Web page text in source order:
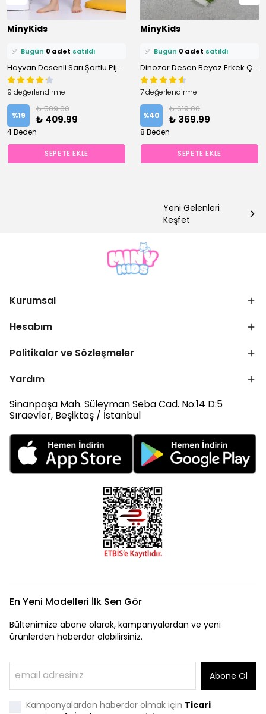
MinyKids
Bu ürünü0 kişifavoriledi!
0 kişi
✅ Bugün 0 adet satıldı
Hayvan Desenli Sarı Şortlu Pijama Takımı
9 değerlendirme
%19
₺ 509.00
₺ 409.99
4 Beden
SEPETE EKLE
MinyKids
⭐️ Bu ürünü0 kişifavoriledi!
0 kişi
✅ Bugün 0 adet satıldı
Dinozor Desen Beyaz Erkek Çocuk Pijama Takım
7 değerlendirme
%40
₺ 619.00
₺ 369.99
8 Beden
SEPETE EKLE
Yeni Gelenleri
Keşfet
Kurumsal
Hesabım
Politikalar ve Sözleşmeler
Yardım
Sinanpaşa Mah. Süleyman Seba Cad. No:14 D:5
Sıraevler, Beşiktaş / İstanbul
En Yeni Modelleri İlk Sen Gör
Bültenimize abone olarak, kampanyalardan ve yeni
ürünlerden haberdar olabilirsiniz.
Abone Ol
Kampanyalardan haberdar olmak için Ticari